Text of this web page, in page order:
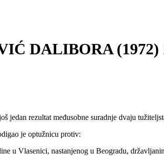
DALIBORA (1972)
jedan rezultat međusobne suradnje dvaju
je optužnicu protiv:
u Vlasenici, nastanjenog u Beogradu,